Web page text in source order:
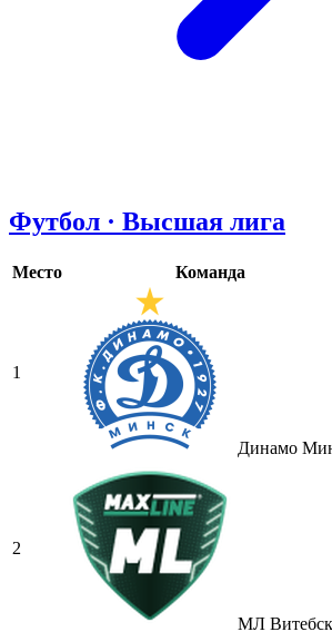
Футбол · Высшая лига
Место Команда
1
Динамо
2
МЛ Витебск